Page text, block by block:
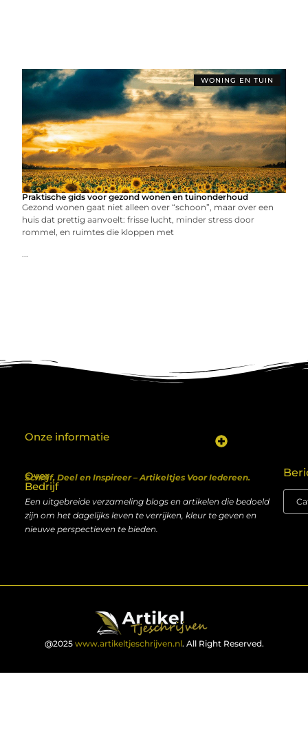
WONING EN TUIN
Praktische gids voor gezond wonen en tuinonderhoud
Gezond wonen gaat niet alleen over “schoon”, maar over een
huis dat prettig aanvoelt: frisse lucht, minder stress door
rommel, en ruimtes die kloppen met
...
Over
Bedrijf
Schrijf, Deel en Inspireer – Artikeltjes Voor Iedereen.
Een uitgebreide verzameling blogs en artikelen die bedoeld
zijn om het dagelijks leven te verrijken, kleur te geven en
nieuwe perspectieven te bieden.
Onze informatie
@2025 www.artikeltjeschrijven.nl. All Right Reserved.